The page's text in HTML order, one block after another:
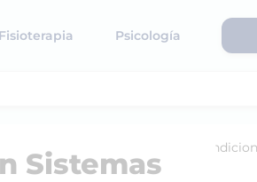
Fisioterapia Psicología
Sistemas